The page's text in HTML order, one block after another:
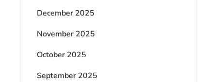
December 2025
November 2025
October 2025
September 2025